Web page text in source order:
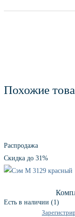
Похожие
Распродажа
Скидка до 31%
Есть в наличии (1)